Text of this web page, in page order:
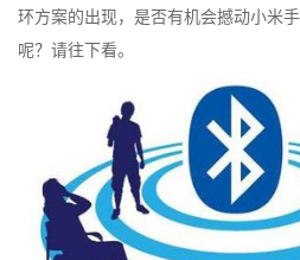
环方案的出现，是否有机会撼动小米
呢？请往下看。